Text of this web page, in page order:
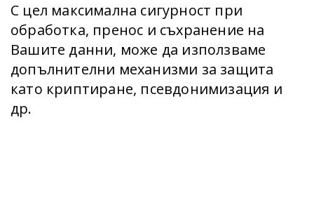
С цел максимална сигурност при
обработка, пренос и съхранение на
Вашите данни, може да използваме
допълнителни механизми за защита
като криптиране, псевдонимизация и
др.